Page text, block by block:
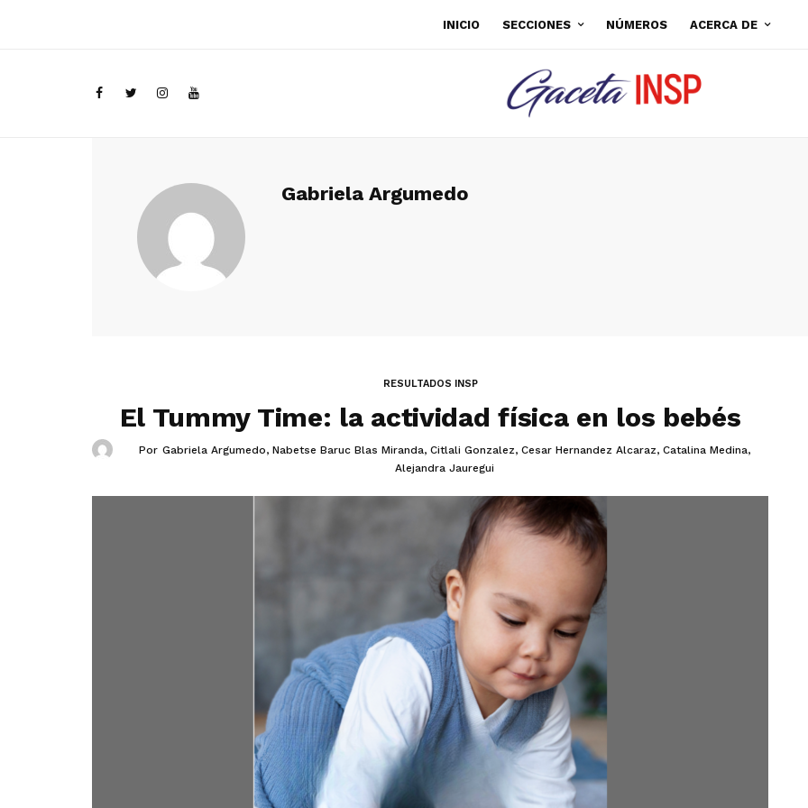
INICIO SECCIONES NÚMEROS ACERCA DE
Gabriela Argumedo
RESULTADOS INSP
El Tummy Time: la actividad física en los bebés
Por Gabriela Argumedo, Nabetse Baruc Blas Miranda, Citlali Gonzalez, Cesar Hernandez Alcaraz, Catalina Medina,
Alejandra Jauregui